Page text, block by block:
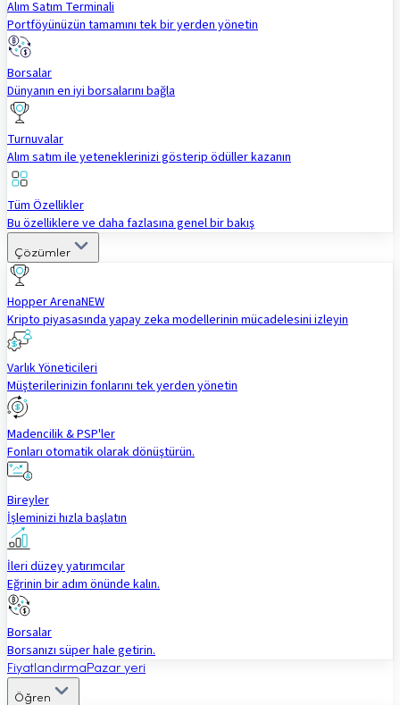
Alım Satım Terminali
Portföyünüzün tamamını tek bir yerden yönetin
Borsalar
Dünyanın en iyi borsalarını bağla
Turnuvalar
Alım satım ile yeteneklerinizi gösterip ödüller kazanın
Tüm Özellikler
Bu özelliklere ve daha fazlasına genel bir bakış
Çözümler
Hopper ArenaNEW
Kripto piyasasında yapay zeka modellerinin mücadelesini izleyin
Varlık Yöneticileri
Müşterilerinizin fonlarını tek yerden yönetin
Madencilik & PSP'ler
Fonları otomatik olarak dönüştürün.
Bireyler
İşleminizi hızla başlatın
İleri düzey yatırımcılar
Eğrinin bir adım önünde kalın.
Borsalar
Borsanızı süper hale getirin.
Fiyatlandırma Pazar yeri
Öğren